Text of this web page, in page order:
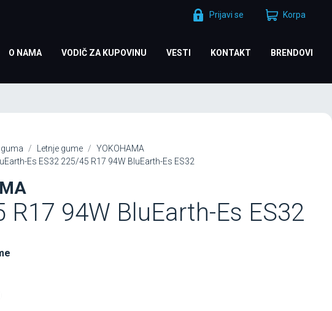
Prijavi se Korpa
O NAMA VODIČ ZA KUPOVINU VESTI KONTAKT BRENDOVI
Letnje gume
YOKOHAMA
Es ES32 225/45 R17 94W BluEarth-Es ES32
R17 94W BluEarth-Es ES32